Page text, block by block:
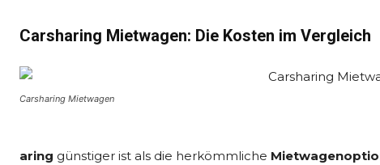
Carsharing Mietwagen: Die Kosten im Vergleich
Carsharing Mietwagen
aring günstiger ist als die herkömmliche